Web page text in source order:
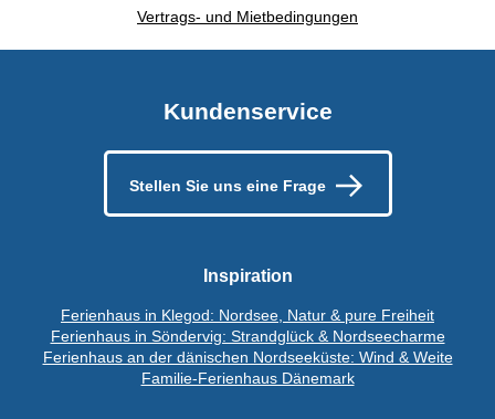
Vertrags- und Mietbedingungen
Kundenservice
Stellen Sie uns eine Frage
Inspiration
Ferienhaus in Klegod: Nordsee, Natur & pure Freiheit
Ferienhaus in Söndervig: Strandglück & Nordseecharme
Ferienhaus an der dänischen Nordseeküste: Wind & Weite
Familie-Ferienhaus Dänemark